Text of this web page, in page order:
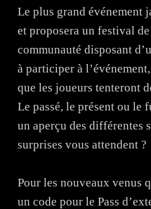
Le plus grand événement
et proposera un festival
communauté disposant
à participer à
que les joueurs tenteront
Le passé, le présent ou le
un aperçu des différentes
surprises vous attendent ?
Pour les nouveaux venus
un code pour le Pass